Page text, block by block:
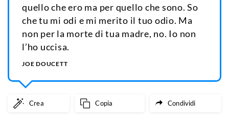
quello che ero ma per quello che sono. So
che tu mi odi e mi merito il tuo odio. Ma
non per la morte di tua madre, no. Io non
l’ho uccisa.
JOE DOUCETT
Crea Copia Condividi